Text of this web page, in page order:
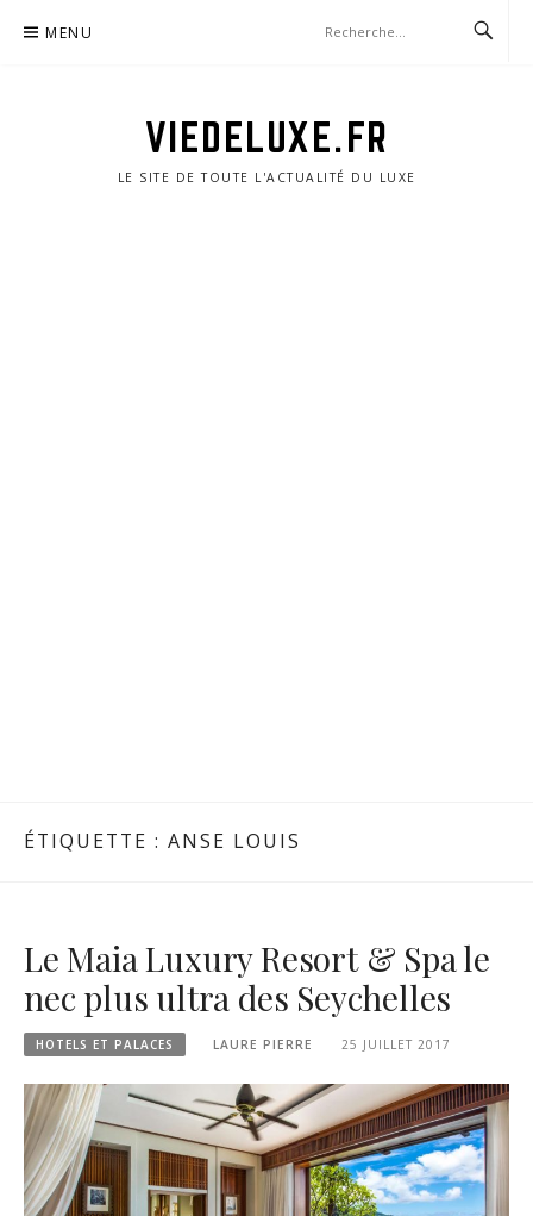
MENU
VIEDELUXE.FR
LE SITE DE TOUTE L'ACTUALITÉ DU LUXE
ÉTIQUETTE : ANSE LOUIS
Le Maia Luxury Resort & Spa le
nec plus ultra des Seychelles
HOTELS ET PALACES LAURE PIERRE 25 JUILLET 2017